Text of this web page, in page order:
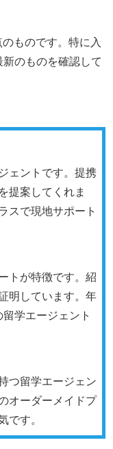
ものです。特に入
のものを確認して
ェントです。提携
提案してくれま
スで現地サポート
トが特徴です。紹
明しています。年
学エージェント
つ留学エージェン
オーダーメイドプ
です。